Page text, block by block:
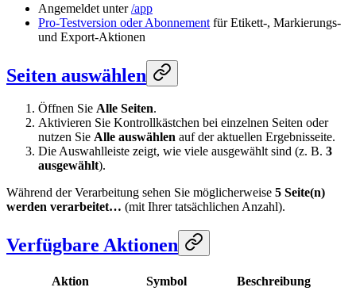
Angemeldet unter/app
Pro-Testversion oder Abonnement für Etikett-, Markierungs-
und Export-Aktionen
Seiten auswählen
Öffnen Sie Alle Seiten.
Aktivieren Sie Kontrollkästchen bei einzelnen Seiten oder
nutzen Sie Alle auswählen auf der aktuellen Ergebnisseite.
Die Auswahlleiste zeigt, wie viele ausgewählt sind (z. B. 3
ausgewählt).
Während der Verarbeitung sehen Sie möglicherweise 5 Seite(n)
werden verarbeitet… (mit Ihrer tatsächlichen Anzahl).
Verfügbare Aktionen
Aktion Symbol
Beschreibung